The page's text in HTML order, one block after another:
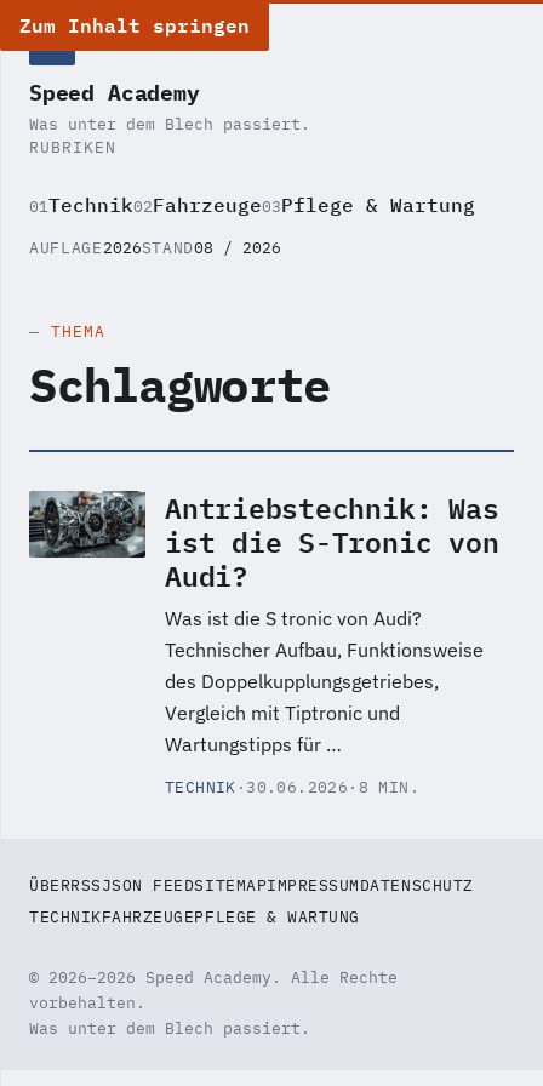
Zum Inhalt springen
SA
Speed Academy
Was unter dem Blech passiert.
RUBRIKEN
01Technik02Fahrzeuge03Pflege & Wartung
AUFLAGE2026STAND08 / 2026
THEMA
Schlagworte
Antriebstechnik: Was
ist die S-Tronic von
Audi?
Was ist die S tronic von Audi?
Technischer Aufbau, Funktionsweise
des Doppelkupplungsgetriebes,
Vergleich mit Tiptronic und
Wartungstipps für …
TECHNIK · 30.06.2026 · 8 MIN.
ÜBERRSSJSON FEEDSITEMAPIMPRESSUMDATENSCHUTZ
TECHNIKFAHRZEUGEPFLEGE & WARTUNG
© 2026–2026 Speed Academy. Alle Rechte
vorbehalten.
Was unter dem Blech passiert.